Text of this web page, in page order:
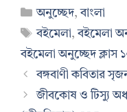
Categories
অনুচ্ছেদ,বাংলা
Tags
বইমেলা,বইমেলা
বইমেলা অনুচ্ছেদ ক্লাস
বঙ্গবাণী কবিতার
জীবকোষ ও টিস্যু